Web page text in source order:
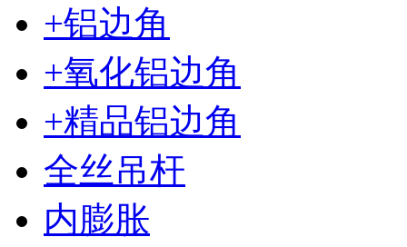
+铝边角
+氧化铝边角
+精品铝边角
全丝吊杆
内膨胀